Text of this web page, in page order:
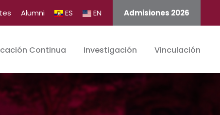
Alumni ES EN Admisiones 2026
Continua Investigación Vinculación